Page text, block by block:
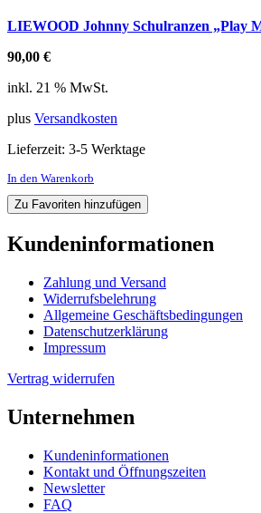
LIEWOOD Johnny Schulranzen „Play
90,00 €
inkl. 21 % MwSt.
plus Versandkosten
Lieferzeit: 3-5 Werktage
In den Warenkorb
Zu Favoriten hinzufügen
Kundeninformationen
Zahlung und Versand
Widerrufsbelehrung
Allgemeine Geschäftsbedingungen
Datenschutzerklärung
Impressum
Vertrag widerrufen
Unternehmen
Kundeninformationen
Kontakt und Öffnungszeiten
Newsletter
FAQ